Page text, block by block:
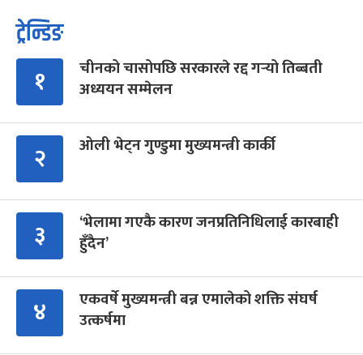
ट्रेन्डिङ
१
चीनको चासोपछि सरकारले रद्द गर्‍यो तिब्बती
अध्ययन सम्मेलन
२ ओली भेट्न गुण्डुमा मुख्यमन्त्री कार्की
३
‘भेलामा गएकै कारण जनप्रतिनिधिलाई कारबाही
हुँदैन’
४
एकवर्षे मुख्यमन्त्री बन्न एमालेको शक्ति संघर्ष
उत्कर्षमा